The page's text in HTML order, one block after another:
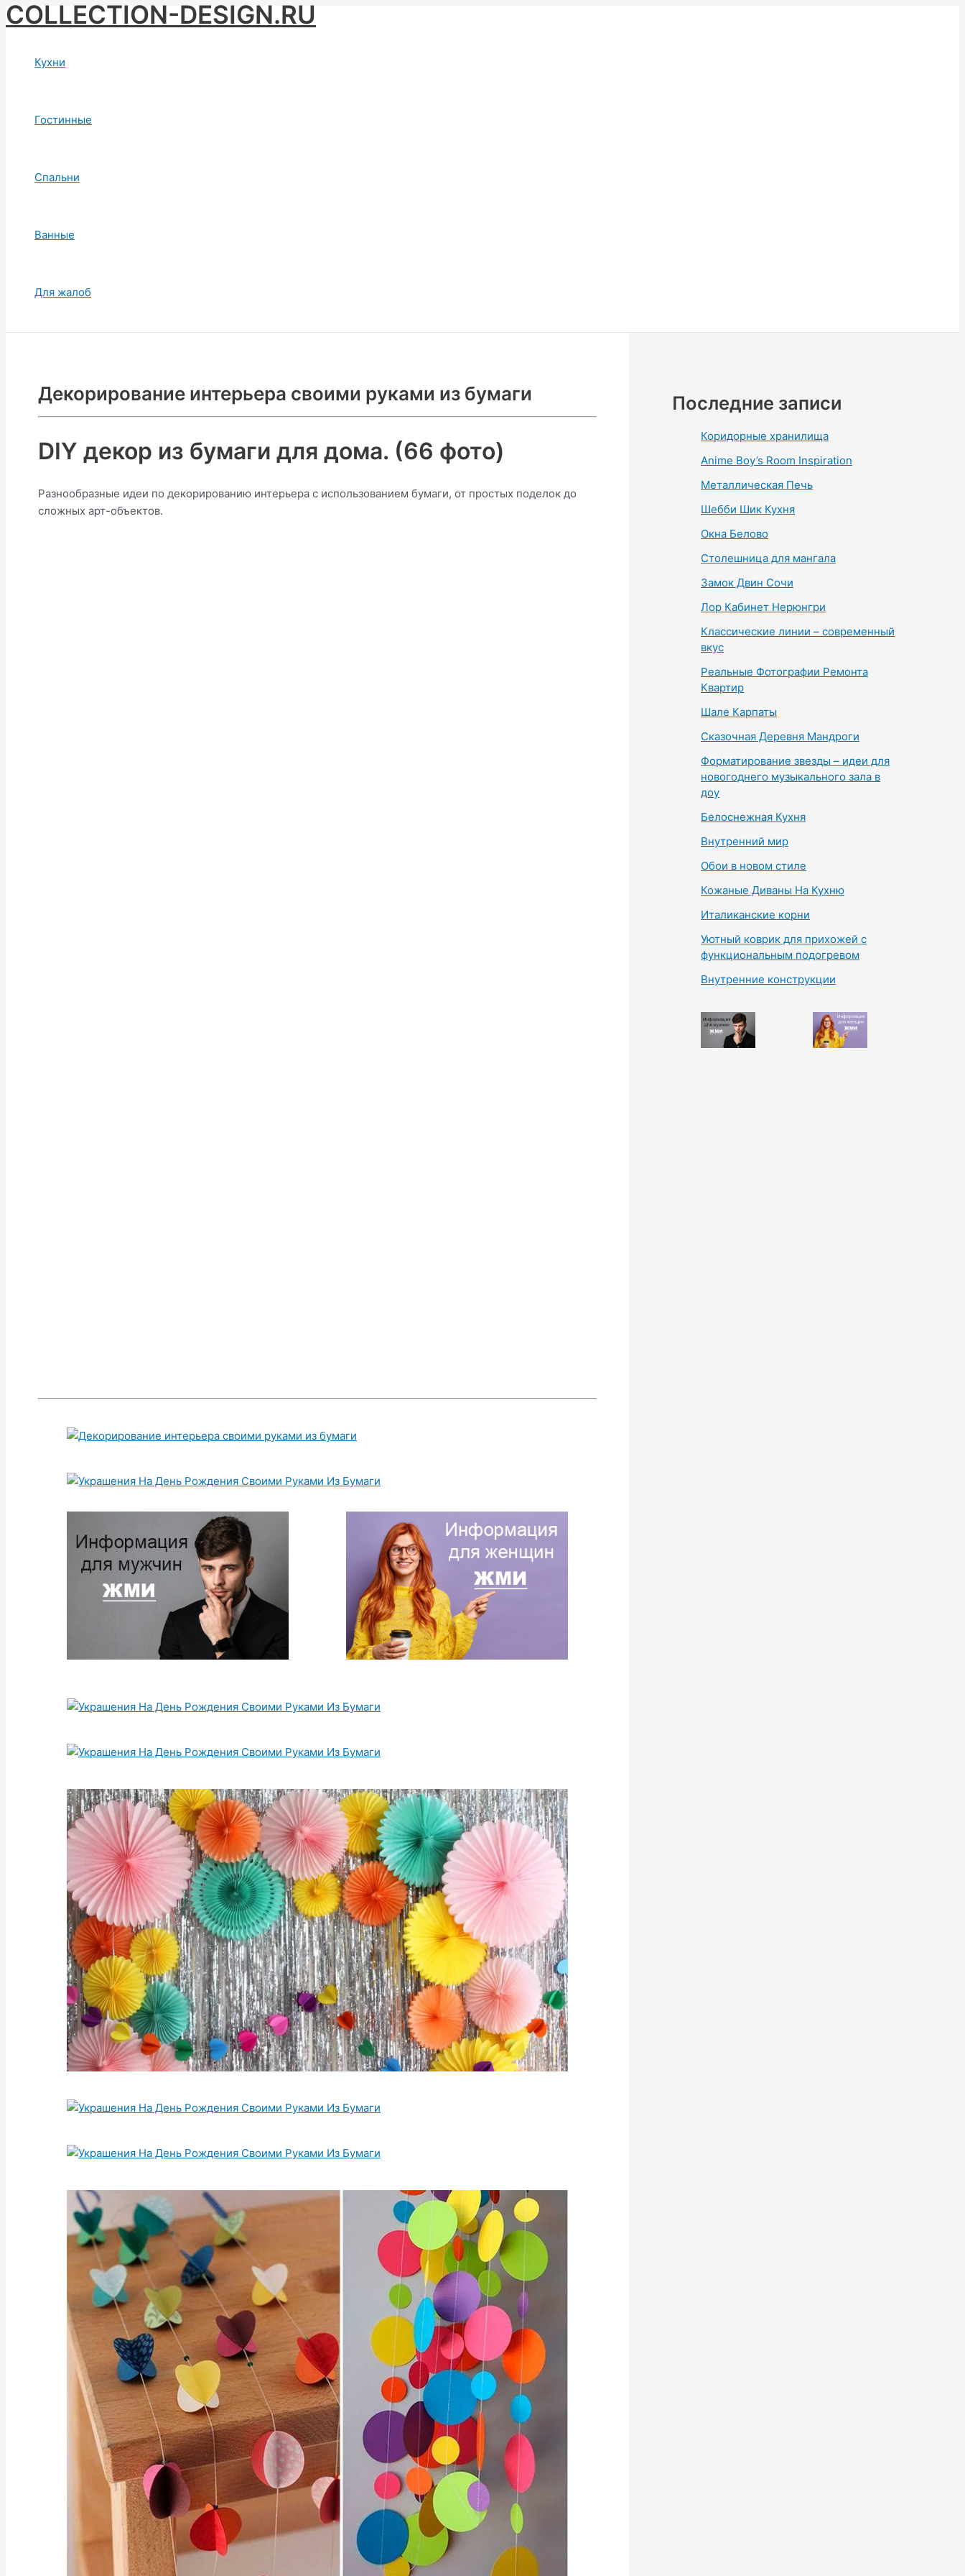
Skip
to
COLLECTION-DESIGN.RU
Кухни
Гостинные
Спальни
Ванные
Для жалоб
Декорирование интерьера своими руками из бумаги
DIY декор из бумаги для дома. (66 фото)
Разнообразные идеи по декорированию интерьера с использованием бумаги, от простых поделок до
сложных арт-объектов.
Последние записи
Коридорные хранилища
Anime Boy’s Room Inspiration
Металлическая Печь
Шебби Шик Кухня
Окна Белово
Столешница для мангала
Замок Двин Сочи
Лор Кабинет Нерюнгри
Классические линии – современный
вкус
Реальные Фотографии Ремонта
Квартир
Шале Карпаты
Сказочная Деревня Мандроги
Форматирование звезды – идеи для
новогоднего музыкального зала в
доу
Белоснежная Кухня
Внутренний мир
Обои в новом стиле
Кожаные Диваны На Кухню
Италиканские корни
Уютный коврик для прихожей с
функциональным подогревом
Внутренние конструкции